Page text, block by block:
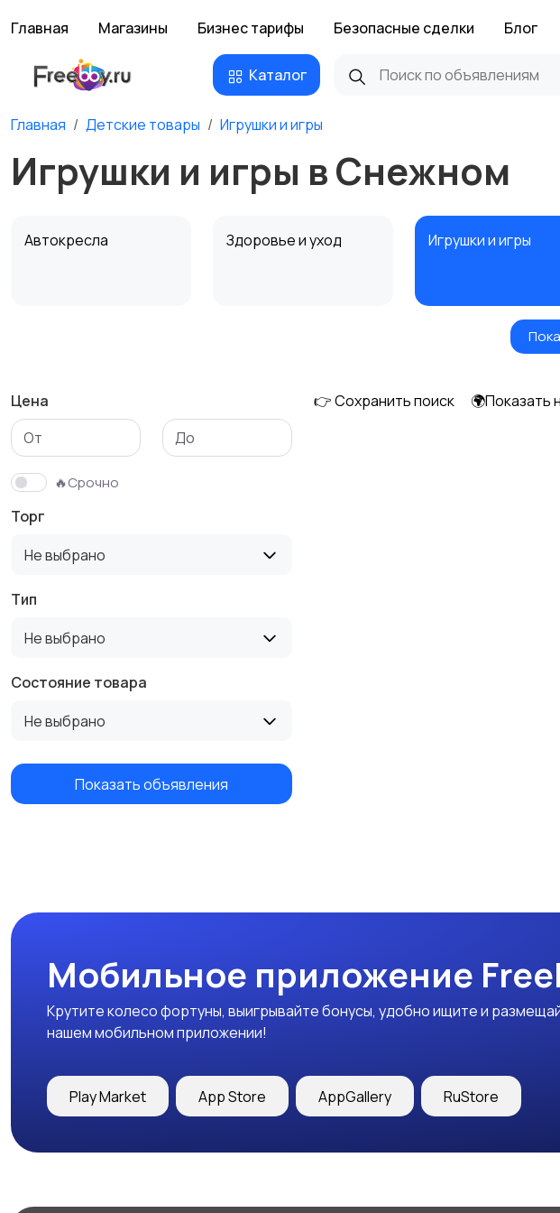
Главная Магазины Бизнес тарифы Безопасные сделки Блог
Каталог
Главная Детские товары Игрушки и игры
Игрушки и игры в Снежном
Автокресла Здоровье и уход Игрушки и игры
Радио- и
Детская одежда Детская обувь
Цена
🔥Срочно
Торг
Не выбрано
Тип
Не выбрано
Состояние товара
Не выбрано
Показать объявления
👉 Сохранить поиск 🌍Показать
Мобильное приложение
Крутите колесо фортуны, выигрывайте бонусы, удобно ищите и
нашем мобильном приложении!
Play Market App Store AppGallery RuStore